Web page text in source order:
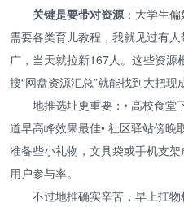
关键是要带对资源 ：大学生
需要各类育儿教程，我就见过有
广，当天就拉新167人。这些资
搜“网盘资源汇总”就能找到大把现
地推选址更重要：• 高校食堂
道早高峰效果最佳• 社区驿站傍
准备些小礼物，文具袋或手机支
用户参与率。
不过地推确实辛苦，早上扛